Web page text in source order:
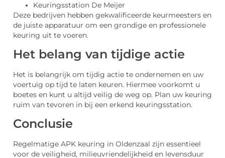
Keuringsstation De Meijer
Deze bedrijven hebben gekwalificeerde keurmeesters en
de juiste apparatuur om een grondige en professionele
keuring uit te voeren.
Het belang van tijdige actie
Het is belangrijk om tijdig actie te ondernemen en uw
voertuig op tijd te laten keuren. Hiermee voorkomt u
boetes en kunt u altijd veilig de weg op. Plan uw keuring
ruim van tevoren in bij een erkend keuringsstation.
Conclusie
Regelmatige APK keuring in Oldenzaal zijn essentieel
voor de veiligheid, milieuvriendelijkheid en levensduur